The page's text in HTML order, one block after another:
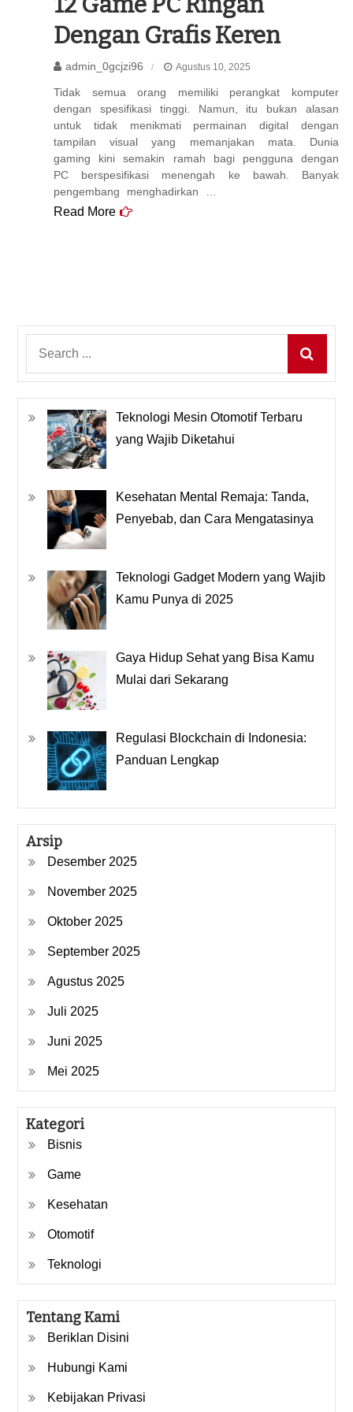
Dengan Grafis Keren
admin_0gcjzi96 Agustus 10, 2025
Tidak semua orang memiliki perangkat komputer
dengan spesifikasi tinggi. Namun, itu bukan alasan
untuk tidak menikmati permainan digital dengan
tampilan visual yang memanjakan mata. Dunia
gaming kini semakin ramah bagi pengguna dengan
PC berspesifikasi menengah ke bawah. Banyak
pengembang menghadirkan …
Read More
Teknologi Mesin Otomotif Terbaru
yang Wajib Diketahui
Kesehatan Mental Remaja: Tanda,
Penyebab, dan Cara Mengatasinya
Teknologi Gadget Modern yang Wajib
Kamu Punya di 2025
Gaya Hidup Sehat yang Bisa Kamu
Mulai dari Sekarang
Regulasi Blockchain di Indonesia:
Panduan Lengkap
Arsip
Desember 2025
November 2025
Oktober 2025
September 2025
Agustus 2025
Juli 2025
Juni 2025
Mei 2025
Kategori
Bisnis
Game
Kesehatan
Otomotif
Teknologi
Tentang Kami
Beriklan Disini
Hubungi Kami
Kebijakan Privasi